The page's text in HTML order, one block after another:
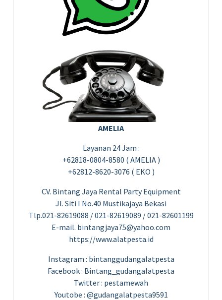
AMELIA
Layanan 24 Jam :
+62818-0804-8580 ( AMELIA )
+62812-8620-3076 ( EKO )
CV. Bintang Jaya Rental Party Equipment
Jl. Siti I No.40 Mustikajaya Bekasi
Tlp.021-82619088 / 021-82619089 / 021-82601199
E-mail. bintangjaya75@yahoo.com
https://www.alatpesta.id
Instagram : bintanggudangalatpesta
Facebook : Bintang_gudangalatpesta
Twitter : pestamewah
Youtobe : @gudangalatpesta9591